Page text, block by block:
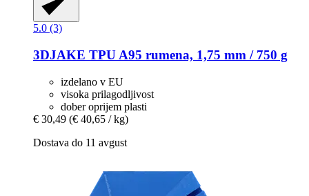
5.0 (3)
3DJAKE TPU A95 rumena, 1,75 mm / 750 g
izdelano v EU
visoka prilagodljivost
dober oprijem plasti
€ 30,49 (€ 40,65 / kg)
Dostava do 11 avgust